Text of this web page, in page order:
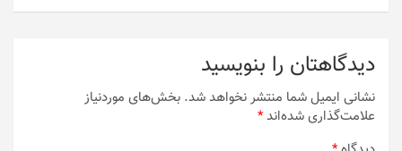
دیدگاهتان را بنویسید
نشانی ایمیل شما منتشر نخواهد شد. بخش‌های موردنیاز
علامت‌گذاری شده‌اند*